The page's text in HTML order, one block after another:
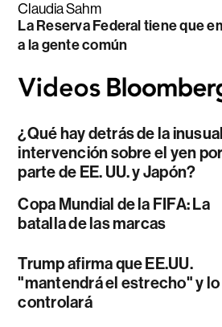
Claudia Sahm
La Reserva Federal tiene que
a la gente común
¿Qué hay detrás de la inusual
intervención sobre el yen por
parte de EE. UU. y Japón?
Copa Mundial de la FIFA: La
batalla de las marcas
Trump afirma que EE.UU.
"mantendrá el estrecho" y lo
controlará